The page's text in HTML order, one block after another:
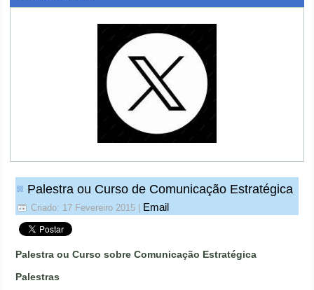
Palestra ou Curso de Comunicação Estratégica
Criado: 17 Fevereiro 2015 Email
Palestra ou Curso sobre Comunicação Estratégica
Palestras